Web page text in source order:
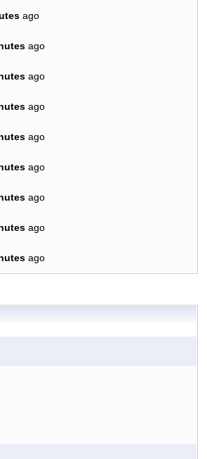
ago
ago
ago
ago
ago
ago
ago
ago
ago